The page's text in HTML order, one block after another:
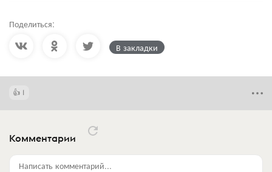
Поделиться:
В закладки
1
Комментарии
Написать комментарий...